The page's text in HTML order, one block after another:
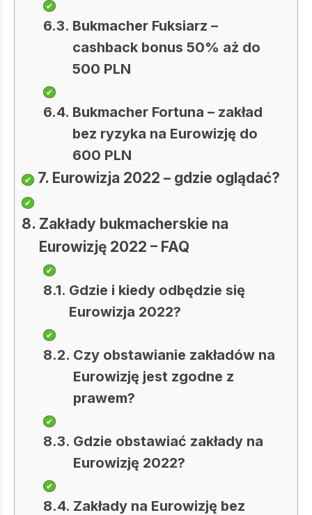
Bukmacher Fuksiarz –
cashback bonus 50% aż do
500 PLN
Bukmacher Fortuna – zakład
bez ryzyka na Eurowizję do
600 PLN
Eurowizja 2022 – gdzie oglądać?
Zakłady bukmacherskie na
Eurowizję 2022 – FAQ
Gdzie i kiedy odbędzie się
Eurowizja 2022?
Czy obstawianie zakładów na
Eurowizję jest zgodne z
prawem?
Gdzie obstawiać zakłady na
Eurowizję 2022?
Zakłady na Eurowizję bez